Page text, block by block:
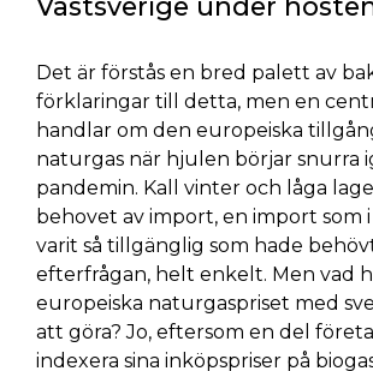
Det är förstås en bred palett av
förklaringar till detta, men en
handlar om den europeiska
naturgas när hjulen börjar snurra
pandemin. Kall vinter och låga
behovet av import, en import som
varit så tillgänglig som hade
efterfrågan, helt enkelt. Men vad
europeiska naturgaspriset med
att göra? Jo, eftersom en del
indexera sina inköpspriser på